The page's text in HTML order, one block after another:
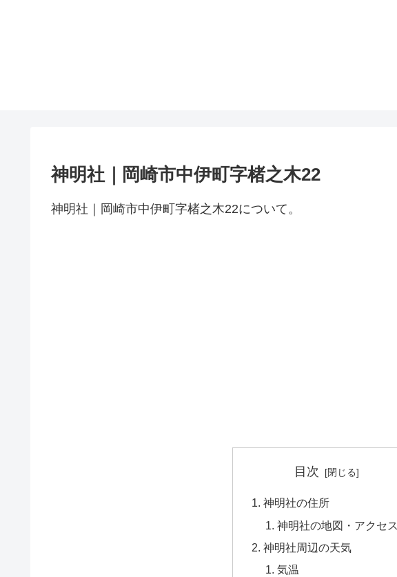
神明社｜岡崎市中伊町字楮之木22
神明社｜岡崎市中伊町字楮之木22について。
目次
神明社の住所
神明社の地図・アクセス
神明社周辺の天気
気温